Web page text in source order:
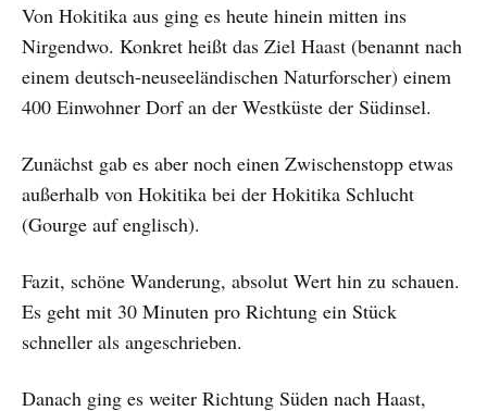
Von Hokitika aus ging es heute hinein mitten ins
Nirgendwo. Konkret heißt das Ziel Haast (benannt nach
einem deutsch-neuseeländischen Naturforscher) einem
400 Einwohner Dorf an der Westküste der Südinsel.
Zunächst gab es aber noch einen Zwischenstopp etwas
außerhalb von Hokitika bei der Hokitika Schlucht
(Gourge auf englisch).
Fazit, schöne Wanderung, absolut Wert hin zu schauen.
Es geht mit 30 Minuten pro Richtung ein Stück
schneller als angeschrieben.
Danach ging es weiter Richtung Süden nach Haast,